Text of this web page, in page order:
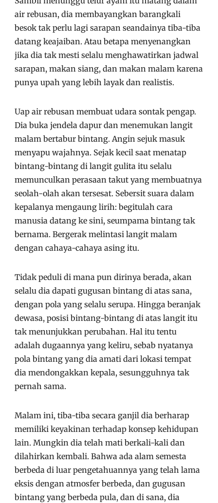
air rebusan, dia membayangkan barangkali
besok tak perlu lagi sarapan seandainya tiba-tiba
datang keajaiban. Atau betapa menyenangkan
jika dia tak mesti selalu menghawatirkan jadwal
sarapan, makan siang, dan makan malam karena
punya upah yang lebih layak dan realistis.
Uap air rebusan membuat udara sontak pengap.
Dia buka jendela dapur dan menemukan langit
malam bertabur bintang. Angin sejuk masuk
menyapu wajahnya. Sejak kecil saat menatap
bintang-bintang di langit gulita itu selalu
memunculkan perasaan takut yang membuatnya
seolah-olah akan tersesat. Sebersit suara dalam
kepalanya mengaung lirih: begitulah cara
manusia datang ke sini, seumpama bintang tak
bernama. Bergerak melintasi langit malam
dengan cahaya-cahaya asing itu.
Tidak peduli di mana pun dirinya berada, akan
selalu dia dapati gugusan bintang di atas sana,
dengan pola yang selalu serupa. Hingga beranjak
dewasa, posisi bintang-bintang di atas langit itu
tak menunjukkan perubahan. Hal itu tentu
adalah dugaannya yang keliru, sebab nyatanya
pola bintang yang dia amati dari lokasi tempat
dia mendongakkan kepala, sesungguhnya tak
pernah sama.
Malam ini, tiba-tiba secara ganjil dia berharap
memiliki keyakinan terhadap konsep kehidupan
lain. Mungkin dia telah mati berkali-kali dan
dilahirkan kembali. Bahwa ada alam semesta
berbeda di luar pengetahuannya yang telah lama
eksis dengan atmosfer berbeda, dan gugusan
bintang yang berbeda pula, dan di sana, dia